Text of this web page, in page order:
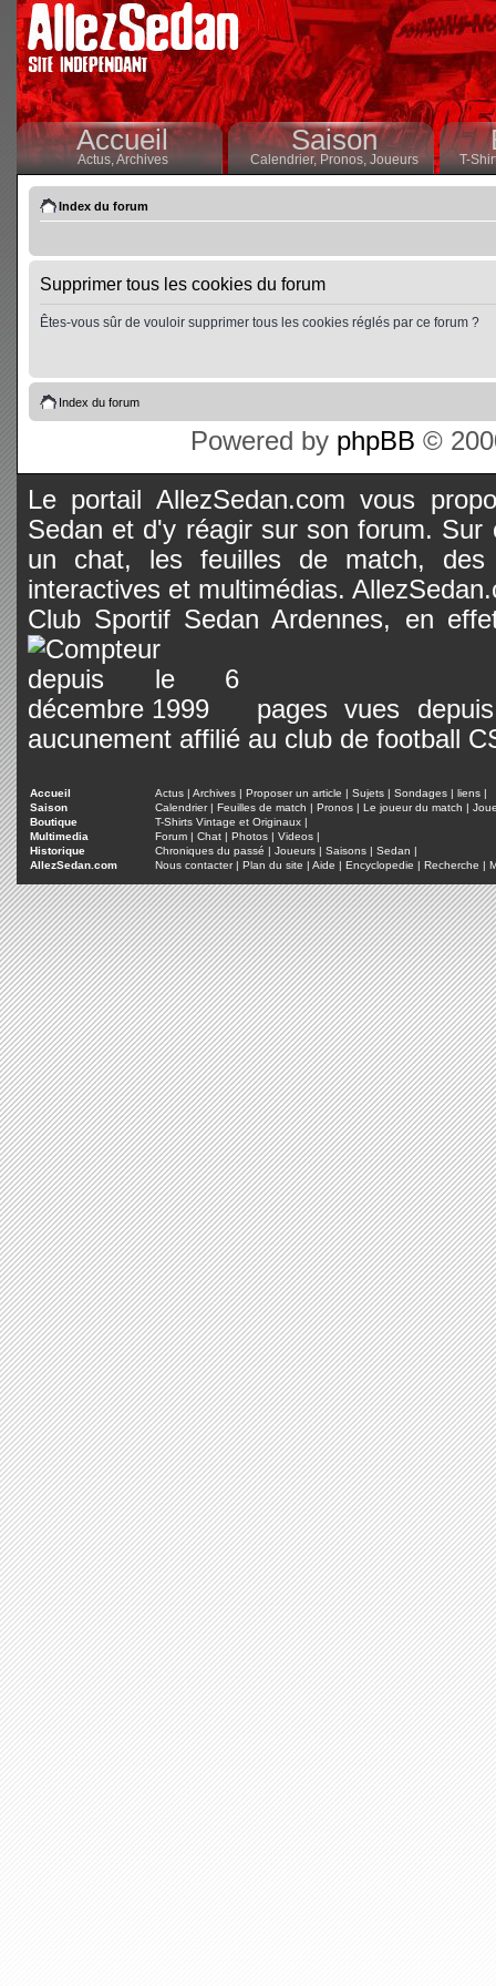
Accueil
Actus,Archives
Saison
Calendrier,Pronos, Joueurs T-
Index du forum
Supprimer tous les cookies du forum
Êtes-vous sûr de vouloir supprimer tous les cookies réglés par ce forum ?
Index du forum
Powered by phpBB ©
Le portail AllezSedan.com vous
Sedan et d'y réagir sur son forum.
un chat, les feuilles de match, des
interactives et multimédias.
Club Sportif Sedan Ardennes, en
pages vues
aucunement affilié au club de football
Accueil Actus | Archives | Proposer un article | Sujets | Sondages | liens |
Saison
Calendrier| Feuilles de match | Pronos | Le joueur du match |
Boutique
T-Shirts Vintage et Originaux |
Multimedia
Forum | Chat | Photos | Videos |
Historique
Chroniques du passé | Joueurs | Saisons | Sedan |
AllezSedan.com
Nous contacter| Plan du site | Aide | Encyclopedie | Recherche |